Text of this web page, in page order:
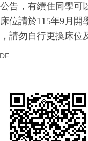
告，有續住同學可
位請於115年9月開
請勿自行更換床位